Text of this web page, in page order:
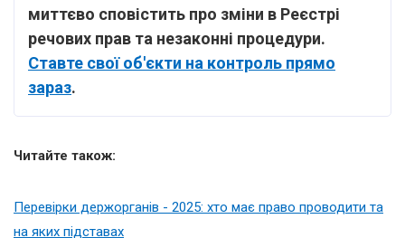
миттєво сповістить про зміни в Реєстрі
речових прав та незаконні процедури.
Ставте свої об'єкти на контроль прямо
зараз.
Читайте також:
Перевірки держорганів - 2025: хто має право проводити та
на яких підставах